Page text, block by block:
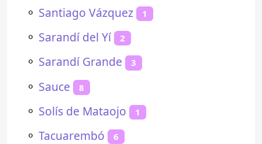
⚬ Santiago Vázquez 1
⚬ Sarandí del Yí 2
⚬ Sarandí Grande 3
⚬ Sauce 8
⚬ Solís de Mataojo 1
⚬ Tacuarembó 6